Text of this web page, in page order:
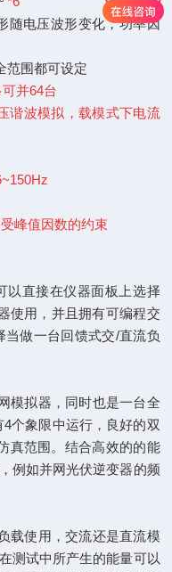
随电压波形变化，功率因
范围都可设定
并64台
谐波模拟，载模式下电流
峰值因数的约束
以直接在仪器面板上选择
使用，并且拥有可编程交
当做一台回馈式交/直流负
模拟器，同时也是一台全
个象限中运行，良好的双
真范围。结合高效的的能
例如并网光伏逆变器的频
载使用，交流还是直流模
测试中所产生的能量可以